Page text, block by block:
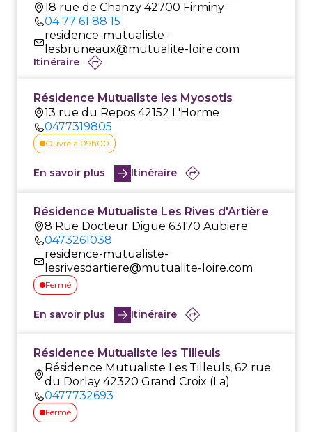
18 rue de Chanzy 42700 Firminy
04 77 61 88 15
residence-mutualiste-
lesbruneaux@mutualite-loire.com
Itinéraire
Résidence Mutualiste les Myosotis
13 rue du Repos 42152 L'Horme
0477319805
Ouvre à 09h00
En savoir plus Itinéraire
Résidence Mutualiste Les Rives d'Artière
8 Rue Docteur Digue 63170 Aubiere
0473261038
residence-mutualiste-
lesrivesdartiere@mutualite-loire.com
Fermé
En savoir plus Itinéraire
Résidence Mutualiste les Tilleuls
Résidence Mutualiste Les Tilleuls, 62 rue
du Dorlay 42320 Grand Croix (La)
0477732693
Fermé